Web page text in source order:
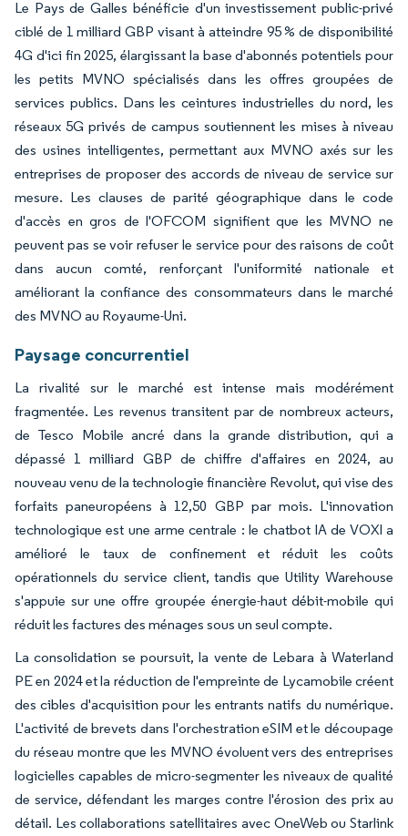
Le Pays de Galles bénéficie d'un investissement public-privé
ciblé de 1 milliard GBP visant à atteindre 95 % de disponibilité
4G d'ici fin 2025, élargissant la base d'abonnés potentiels pour
les petits MVNO spécialisés dans les offres groupées de
services publics. Dans les ceintures industrielles du nord, les
réseaux 5G privés de campus soutiennent les mises à niveau
des usines intelligentes, permettant aux MVNO axés sur les
entreprises de proposer des accords de niveau de service sur
mesure. Les clauses de parité géographique dans le code
d'accès en gros de l'OFCOM signifient que les MVNO ne
peuvent pas se voir refuser le service pour des raisons de coût
dans aucun comté, renforçant l'uniformité nationale et
améliorant la confiance des consommateurs dans le marché
des MVNO au Royaume-Uni.
Paysage concurrentiel
La rivalité sur le marché est intense mais modérément
fragmentée. Les revenus transitent par de nombreux acteurs,
de Tesco Mobile ancré dans la grande distribution, qui a
dépassé 1 milliard GBP de chiffre d'affaires en 2024, au
nouveau venu de la technologie financière Revolut, qui vise des
forfaits paneuropéens à 12,50 GBP par mois. L'innovation
technologique est une arme centrale : le chatbot IA de VOXI a
amélioré le taux de confinement et réduit les coûts
opérationnels du service client, tandis que Utility Warehouse
s'appuie sur une offre groupée énergie-haut débit-mobile qui
réduit les factures des ménages sous un seul compte.
La consolidation se poursuit, la vente de Lebara à Waterland
PE en 2024 et la réduction de l'empreinte de Lycamobile créent
des cibles d'acquisition pour les entrants natifs du numérique.
L'activité de brevets dans l'orchestration eSIM et le découpage
du réseau montre que les MVNO évoluent vers des entreprises
logicielles capables de micro-segmenter les niveaux de qualité
de service, défendant les marges contre l'érosion des prix au
détail. Les collaborations satellitaires avec OneWeb ou Starlink